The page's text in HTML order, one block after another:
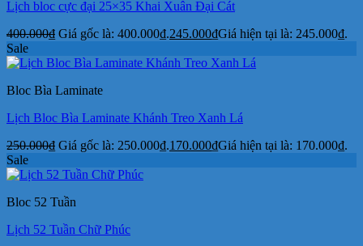
Lịch bloc cực đại 25×35 Khai Xuân Đại Cát
400.000₫ Giá gốc là: 400.000₫.245.000₫Giá hiện tại là: 245.000₫.
Sale
Bloc Bìa Laminate
Lịch Bloc Bìa Laminate Khánh Treo Xanh Lá
250.000₫ Giá gốc là: 250.000₫.170.000₫Giá hiện tại là: 170.000₫.
Sale
Bloc 52 Tuần
Lịch 52 Tuần Chữ Phúc